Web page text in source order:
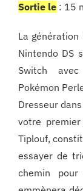
Sortie le: 15
La
Nintendo DS
Switch
Pokémon
Dresseur
votre
Tiplouf,
essayer de
chemin